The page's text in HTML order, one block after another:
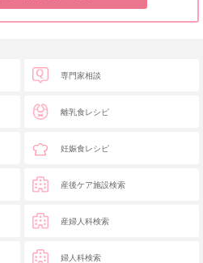
専門家相談
離乳食レシピ
妊娠食レシピ
産後ケア施設検索
産婦人科検索
婦人科検索